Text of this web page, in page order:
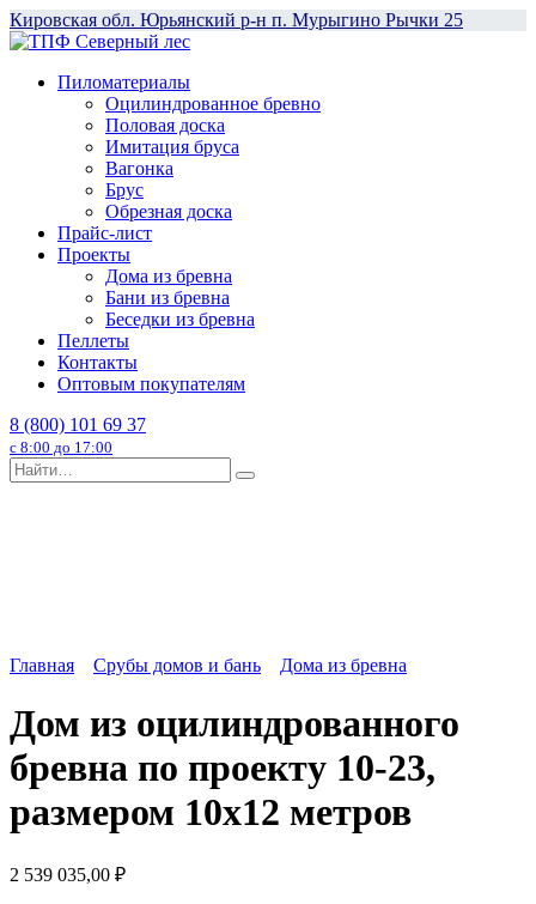
Перейти
к
Кировская обл. Юрьянский р-н п. Мурыгино Рычки 25
Пиломатериалы
Оцилиндрованное бревно
Половая доска
Имитация бруса
Вагонка
Брус
Обрезная доска
Прайс-лист
Проекты
Дома из бревна
Бани из бревна
Беседки из бревна
Пеллеты
Контакты
Оптовым покупателям
8 (800) 101 69 37
с 8:00 до 17:00
Search
for:
Главная Срубы домов и бань Дома из бревна
Дом из оцилиндрованного
бревна по проекту 10-23,
размером 10x12 метров
2 539 035,00 ₽